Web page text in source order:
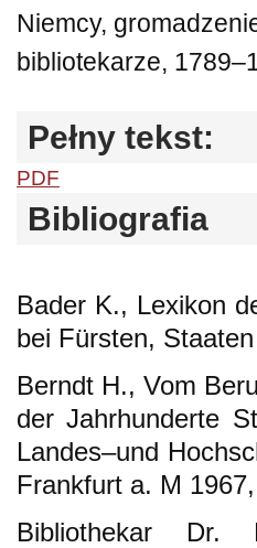
Niemcy,
bibliotekarze,
Pełny tekst:
PDF
Bibliografia
Bader K., Lexikon
bei Fürsten,
Berndt H., Vom
der Jahrhunderte
Landes–und
Frankfurt a. M
Bibliothekar Dr.